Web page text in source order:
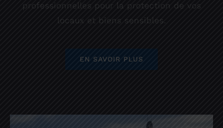
professionnelles pour la protection de vos
locaux et biens sensibles.
EN SAVOIR PLUS